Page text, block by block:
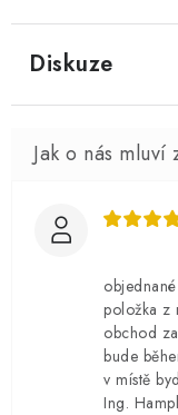
Diskuze
položka z
obchod
bude
v místě
Ing.